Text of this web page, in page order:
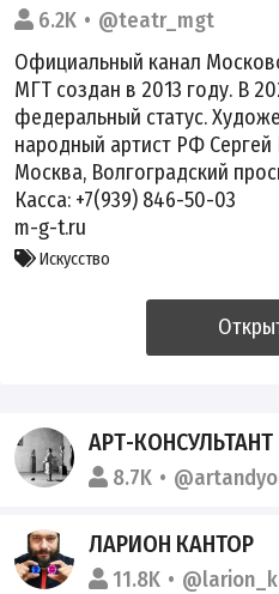
6.2K
@teatr_mgt
Официальный канал
МГТ создан в 2013 году. В
федеральный статус.
народный артист РФ Сергей
Москва, Волгоградский
Касса: +7(939) 846-50-03
m-g-t.ru
Искусство
АРТ-КОНСУЛЬТАНТ
8.7K
ЛАРИОН КАНТОР
11.8K